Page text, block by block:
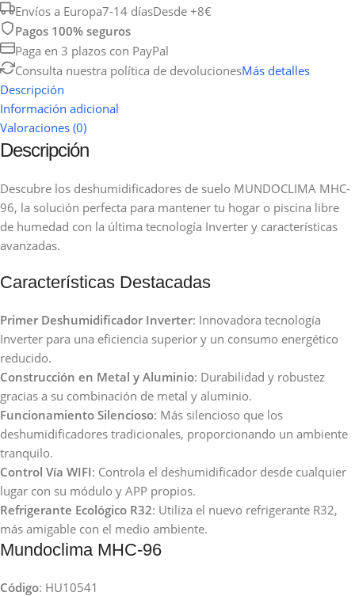
Envíos a Europa7-14 díasDesde +8€
Pagos 100% seguros
Paga en 3 plazos con PayPal
Consulta nuestra política de devolucionesMás detalles
Descripción
Información adicional
Valoraciones (0)
Descripción
Descubre los deshumidificadores de suelo MUNDOCLIMA MHC-
96, la solución perfecta para mantener tu hogar o piscina libre
de humedad con la última tecnología Inverter y características
avanzadas.
Características Destacadas
Primer Deshumidificador Inverter: Innovadora tecnología
Inverter para una eficiencia superior y un consumo energético
reducido.
Construcción en Metal y Aluminio: Durabilidad y robustez
gracias a su combinación de metal y aluminio.
Funcionamiento Silencioso: Más silencioso que los
deshumidificadores tradicionales, proporcionando un ambiente
tranquilo.
Control Vía WIFI: Controla el deshumidificador desde cualquier
lugar con su módulo y APP propios.
Refrigerante Ecológico R32: Utiliza el nuevo refrigerante R32,
más amigable con el medio ambiente.
Mundoclima MHC-96
Código: HU10541